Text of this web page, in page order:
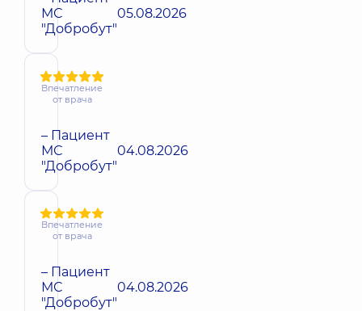
МС
"Добробут"
05.08.2026
Впечатление
от врача
– Пациент
МС
"Добробут"
04.08.2026
Впечатление
от врача
– Пациент
МС
"Добробут"
04.08.2026